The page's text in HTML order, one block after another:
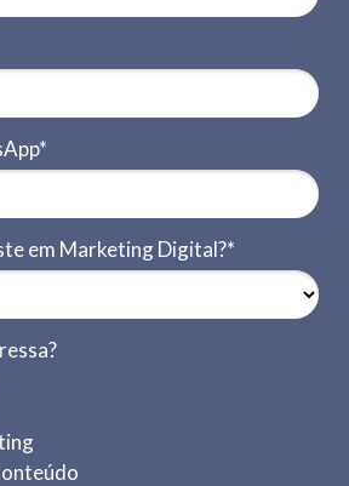
em Marketing Digital?*